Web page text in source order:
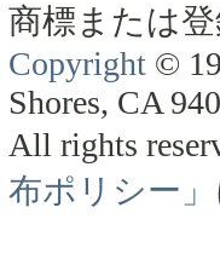
商標または登
Copyright ©
Shores, CA
All rights
布ポリシー」